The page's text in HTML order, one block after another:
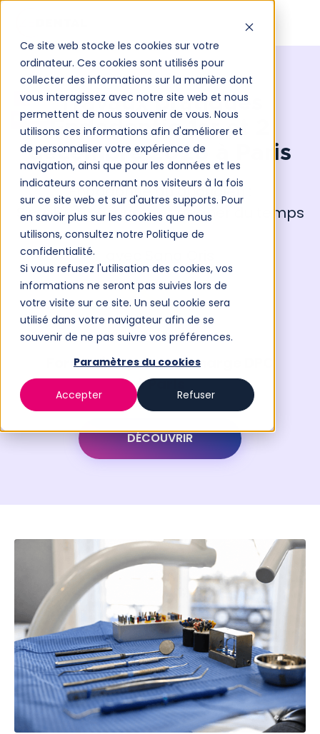
Ce site web stocke les cookies sur votre
ordinateur. Ces cookies sont utilisés pour
collecter des informations sur la manière dont
vous interagissez avec notre site web et nous
permettent de nous souvenir de vous. Nous
utilisons ces informations afin d'améliorer et
de personnaliser votre expérience de
navigation, ainsi que pour les données et les
indicateurs concernant nos visiteurs à la fois
sur ce site web et sur d'autres supports. Pour
en savoir plus sur les cookies que nous
utilisons, consultez notre Politique de
confidentialité.
Si vous refusez l'utilisation des cookies, vos
informations ne seront pas suivies lors de
votre visite sur ce site. Un seul cookie sera
utilisé dans votre navigateur afin de se
souvenir de ne pas suivre vos préférences.
Paramètres du cookies
Accepter Refuser
Travaux pratiques
Endodontie 1er et 2
décembre 2026 à Paris
Endodontie au quotidien :
Simplifier, sécuriser et gagner du temps
au cabinet
Formation prise en charge DPC
à Paris
DÉCOUVRIR